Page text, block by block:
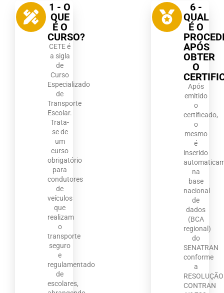
1 - O
QUE
É O
CURSO?
CETE é
a sigla
de
Curso
Especializado
de
Transporte
Escolar.
Trata-
se de
um
curso
obrigatório
para
condutores
de
veículos
que
realizam
o
transporte
seguro
e
regulamentado
de
escolares,
6 -
QUAL
É O
APÓS
OBTER
O
Após
emitido
o
certificado,
o
mesmo
é
inserido
na
base
nacional
de
dados
(BCA
regional)
do
SENATRAN
conforme
a
RESOLUÇÃO
CONTRAN